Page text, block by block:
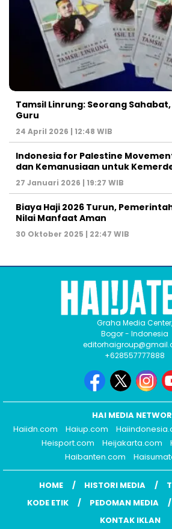
Tamsil Linrung: Seorang
Guru
24 April 2026 | 12:48 WIB
Indonesia for Palestine
dan Kemanusiaan untuk
27 Januari 2026 | 19:27 WIB
Biaya Haji 2026 Turun,
Nilai Manfaat Aman
30 Oktober 2025 | 22:47 WIB
Graha Media Center,
Bogor - Indonesia
+628557777888
HAI MEDIA
Haiidn.com
Haiup.com
Heisport.com
Heijakarta.com
Haibanten.com
HOME HISTORI MEDIA
KODE ETIK
PEDOMAN MEDIA
KONTAK IKLAN